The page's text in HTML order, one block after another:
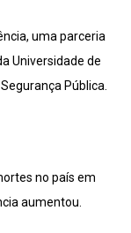
uma parceria
Universidade de
Pública.
no país em
aumentou.